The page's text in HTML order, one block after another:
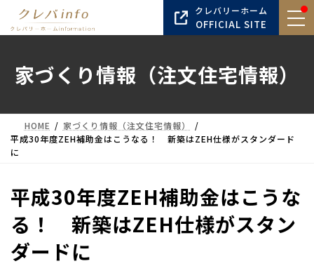
テ
キ
ゲ
に
クレバリーホーム
OFFICIAL SITE
家づくり情報（注文住宅情報）
HOME
家づくり情報（注文住宅情報）
平成30年度ZEH補助金はこうなる！ 新築はZEH仕様がスタンダード
に
平成30年度ZEH補助金はこうな
る！ 新築はZEH仕様がスタン
ダードに